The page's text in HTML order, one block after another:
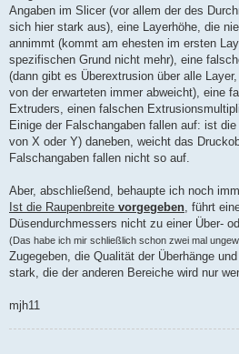
Angaben im Slicer (vor allem der des
sich hier stark aus), eine Layerhöhe, die
annimmt (kommt am ehesten im ersten
spezifischen Grund nicht mehr), eine
(dann gibt es Überextrusion über alle
von der erwarteten immer abweicht), eine
Extruders, einen falschen
Einige der Falschangaben fallen auf: ist
von X oder Y) daneben, weicht das
Falschangaben fallen nicht so auf.
Aber, abschließend, behaupte ich noch
Ist die Raupenbreite vorgegeben , führt
Düsendurchmessers nicht zu einer Über-
(Das habe ich mir schließlich schon zwei mal
Zugegeben, die Qualität der Überhänge
stark, die der anderen Bereiche wird nur
mjh11